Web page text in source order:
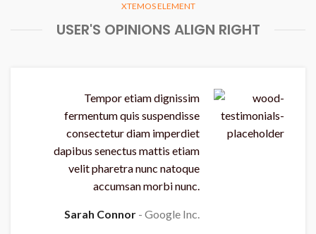
XTEMOS ELEMENT
USER'S OPINIONS ALIGN RIGHT
Tempor etiam dignissim
fermentum quis suspendisse
consectetur diam imperdiet
dapibus senectus mattis etiam
velit pharetra nunc natoque
accumsan morbi nunc.
Sarah Connor Google Inc.